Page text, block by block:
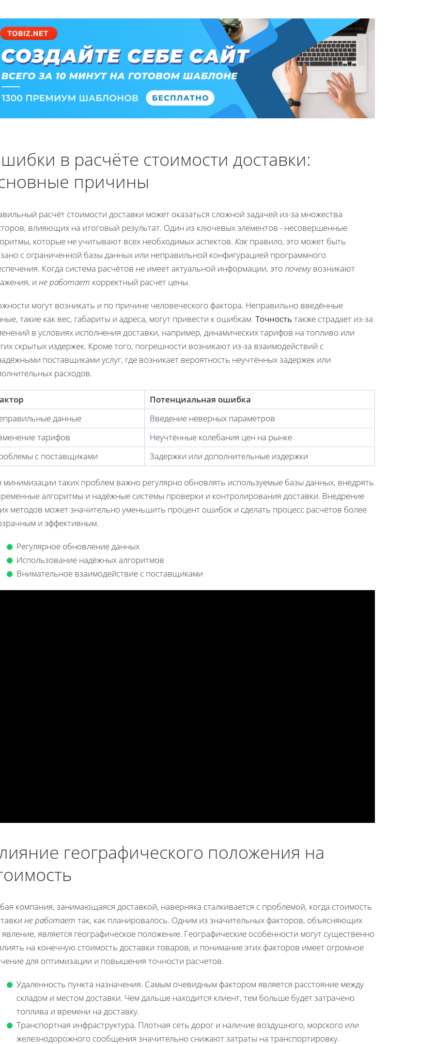
в расчёте стоимости доставки:
причины
расчёт стоимости доставки может оказаться сложной задачей из-за множества
влияющих на итоговый результат. Один из ключевых элементов - несовершенные
которые не учитывают всех необходимых аспектов. Как правило, это может быть
с ограниченной базы данных или неправильной конфигурацией программного
Когда система расчётов не имеет актуальной информации, это почемувозникают
и не работает корректный расчёт цены.
могут возникать и по причине человеческого фактора. Неправильно введённые
такие как вес, габариты и адреса, могут привести к ошибкам. Точность также страдает из-за
в условиях исполнения доставки, например, динамических тарифов на топливо или
скрытых издержек. Кроме того, погрешности возникают из-за взаимодействий с
поставщиками услуг, где возникает вероятность неучтённых задержек или
расходов.
Потенциальная ошибка
данные
Введение неверных параметров
тарифов
Неучтённые колебания цен на рынке
с поставщиками
Задержки или дополнительные издержки
минимизации таких проблем важно регулярно обновлять используемые базы данных, внедрять
алгоритмы и надёжные системы проверки и контролирования доставки. Внедрение
методов может значительно уменьшить процент ошибок и сделать процесс расчётов более
и эффективным.
Регулярное обновление данных
Использование надёжных алгоритмов
Внимательное взаимодействие с поставщиками
географического положения на
компания, занимающаяся доставкой, наверняка сталкивается с проблемой, когда стоимость
не работает так, как планировалось. Одним из значительных факторов, объясняющих
явление, является географическое положение. Географические особенности могут существенно
на конечную стоимость доставки товаров, и понимание этих факторов имеет огромное
для оптимизации и повышения точности расчетов.
Удаленность пункта назначения. Самым очевидным фактором является расстояние между
складом и местом доставки. Чем дальше находится клиент, тем больше будет затрачено
топлива и времени на доставку.
Транспортная инфраструктура. Плотная сеть дорог и наличие воздушного, морского или
железнодорожного сообщения значительно снижают затраты на транспортировку.